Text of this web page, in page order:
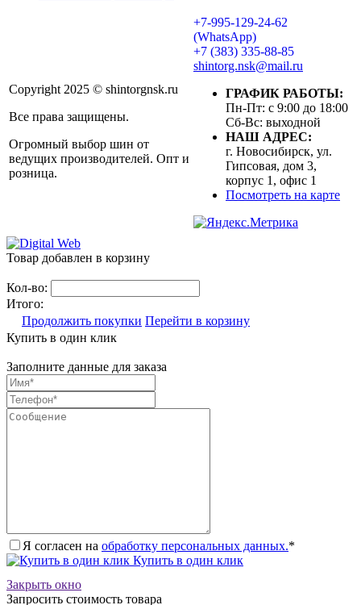
Copyright 2025 © shintorgnsk.ru
Все права защищены.
Огромный выбор шин от
ведущих производителей. Опт и
розница.
+7-995-129-24-62
(WhatsApp)
+7 (383) 335-88-85
shintorg.nsk@mail.ru
ГРАФИК РАБОТЫ:
Пн-Пт: с 9:00 до 18:00
Сб-Вс: выходной
НАШ АДРЕС:
г. Новосибирск, ул.
Гипсовая, дом 3,
корпус 1, офис 1
Посмотреть на карте
Товар добавлен в корзину
Кол-во:
Итого:
Продолжить покупки Перейти в корзину
Купить в один клик
Заполните данные для заказа
Я согласен на обработку персональных данных.*
Купить в один клик
Закрыть окно
Запросить стоимость товара